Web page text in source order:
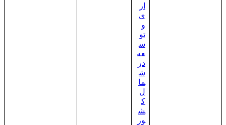
ار
ی
و
تو
س
عه
در
ش
ما
ل
ک
ش
ور